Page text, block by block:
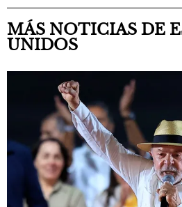
MÁS NOTICIAS DE
UNIDOS